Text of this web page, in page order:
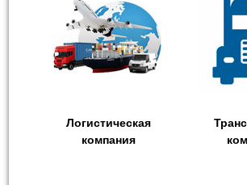
Логистическая
компания